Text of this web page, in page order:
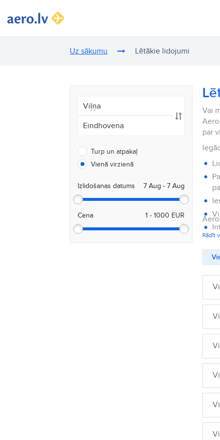
Uz sākumu Lētākie lidojumi
Turp un atpakaļ
Vienā virzienā
Izlidošanas datums
Cena
Vai
par
Rādīt